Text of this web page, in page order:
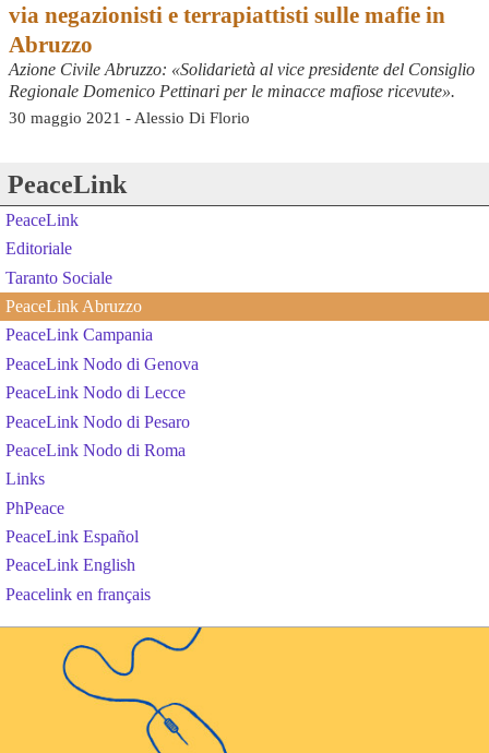
via negazionisti e terrapiattisti sulle mafie in
Abruzzo
Azione Civile Abruzzo: «Solidarietà al vice presidente del Consiglio
Regionale Domenico Pettinari per le minacce mafiose ricevute».
30 maggio 2021 - Alessio Di Florio
PeaceLink
PeaceLink
Editoriale
Taranto Sociale
PeaceLink Abruzzo
PeaceLink Campania
PeaceLink Nodo di Genova
PeaceLink Nodo di Lecce
PeaceLink Nodo di Pesaro
PeaceLink Nodo di Roma
Links
PhPeace
PeaceLink Español
PeaceLink English
Peacelink en français